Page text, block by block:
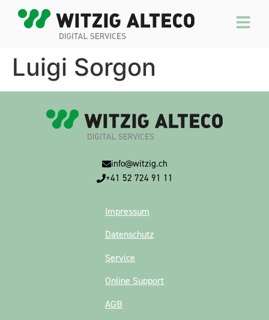
Luigi Sorgon
info@witzig.ch
+41 52 724 91 11
Impressum
Datenschutz
Service
Online Support
AGB